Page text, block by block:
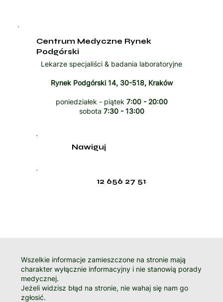
Centrum Medyczne Rynek
Podgórski
Lekarze specjaliści & badania laboratoryjne
Rynek Podgórski 14, 30-518, Kraków
poniedziałek - piątek 7:00 - 20:00
sobota 7:30 - 13:00
12 656 27 51
Nawiguj
Wszelkie informacje zamieszczone na stronie mają
charakter wyłącznie informacyjny i nie stanowią porady
medycznej.
Jeżeli widzisz błąd na stronie, nie wahaj się nam go
zgłosić.